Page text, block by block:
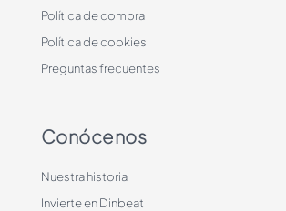
Política de compra
Política de cookies
Preguntas frecuentes
Conócenos
Nuestra historia
Invierte en Dinbeat